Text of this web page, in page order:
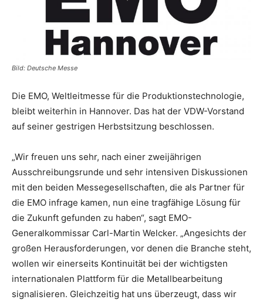
Bild: Deutsche Messe
Die EMO, Weltleitmesse für die Produktionstechnologie,
bleibt weiterhin in Hannover. Das hat der VDW-Vorstand
auf seiner gestrigen Herbstsitzung beschlossen.
„Wir freuen uns sehr, nach einer zweijährigen
Ausschreibungsrunde und sehr intensiven Diskussionen
mit den beiden Messegesellschaften, die als Partner für
die EMO infrage kamen, nun eine tragfähige Lösung für
die Zukunft gefunden zu haben“, sagt EMO-
Generalkommissar Carl-Martin Welcker. „Angesichts der
großen Herausforderungen, vor denen die Branche steht,
wollen wir einerseits Kontinuität bei der wichtigsten
internationalen Plattform für die Metallbearbeitung
signalisieren. Gleichzeitig hat uns überzeugt, dass wir